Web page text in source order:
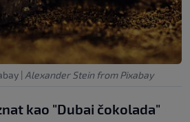
| Alexander Stein from Pixabay
kao "Dubai čokolada"